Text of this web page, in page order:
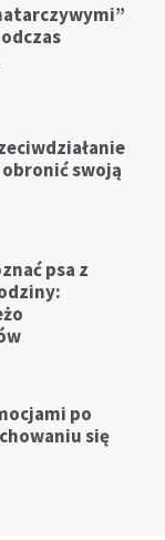
swoją
psa z
po
się